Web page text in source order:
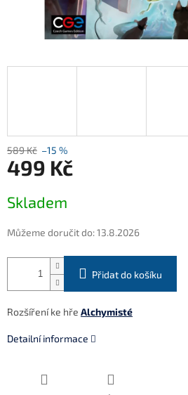
589 Kč –15 %
499 Kč
cena:
Skladem
Můžeme doručit do:13.8.2026
Přidat do košíku
Rozšíření ke hře Alchymisté
Detailní informace